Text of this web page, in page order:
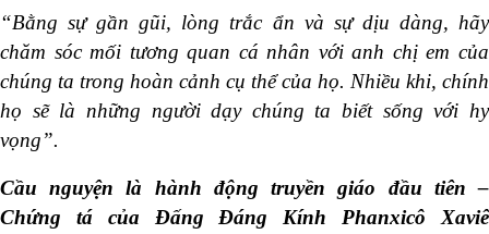
“Bằng sự gần gũi, lòng trắc ẩn và sự dịu dàng, hãy
chăm sóc mối tương quan cá nhân với anh chị em của
chúng ta trong hoàn cảnh cụ thể của họ. Nhiều khi, chính
họ sẽ là những người dạy chúng ta biết sống với hy
vọng”.
Cầu nguyện là hành động truyền giáo đầu tiên –
Chứng tá của Đấng Đáng Kính Phanxicô Xaviê